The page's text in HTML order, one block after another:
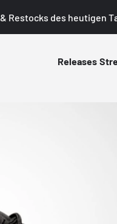
Restocks des heutigen
Releases